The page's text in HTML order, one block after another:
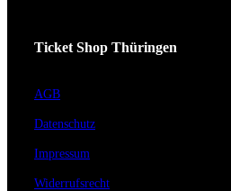
Ticket Shop Thüringen
AGB
Datenschutz
Impressum
Widerrufsrecht